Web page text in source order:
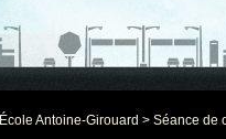
École Antoine-Girouard > Séance de